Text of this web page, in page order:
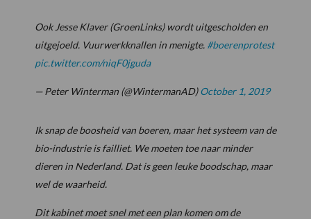
Ook Jesse Klaver (GroenLinks) wordt uitgescholden en
uitgejoeld. Vuurwerkknallen in menigte. #boerenprotest
pic.twitter.com/niqF0jguda
— Peter Winterman (@WintermanAD)October 1, 2019
Ik snap de boosheid van boeren, maar het systeem van de
bio-industrie is failliet. We moeten toe naar minder
dieren in Nederland. Dat is geen leuke boodschap, maar
wel de waarheid.
Dit kabinet moet snel met een plan komen om de